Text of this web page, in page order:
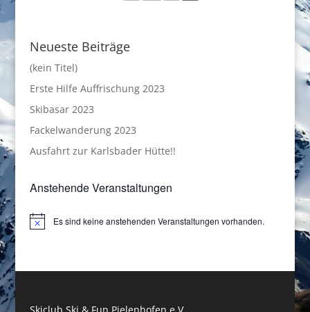
Neueste Beiträge
(kein Titel)
Erste Hilfe Auffrischung 2023
Skibasar 2023
Fackelwanderung 2023
Ausfahrt zur Karlsbader Hütte!!
Anstehende Veranstaltungen
HinweisEs sind keine anstehenden Veranstaltungen vorhanden.